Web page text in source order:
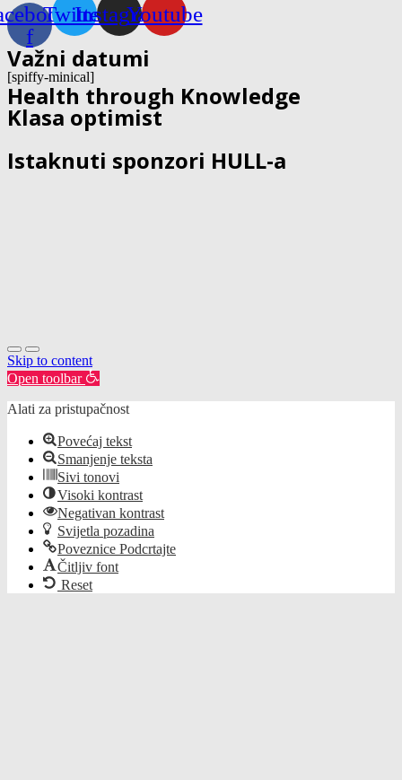
f
TwitterInstagramYoutube
Važni datumi
[spiffy-minical]
Health through Knowledge
Klasa optimist
Istaknuti sponzori HULL-a
Skip to content
Open toolbar
Alati za pristupačnost
Povećaj tekst
Smanjenje teksta
Sivi tonovi
Visoki kontrast
Negativan kontrast
Svijetla pozadina
Poveznice Podcrtajte
Čitljiv font
Reset